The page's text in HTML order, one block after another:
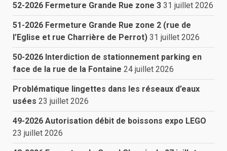
52-2026 Fermeture Grande Rue zone 3 31 juillet 2026
51-2026 Fermeture Grande Rue zone 2 (rue de
l’Eglise et rue Charrière de Perrot) 31 juillet 2026
50-2026 Interdiction de stationnement parking en
face de la rue de la Fontaine 24 juillet 2026
Problématique lingettes dans les réseaux d’eaux
usées 23 juillet 2026
49-2026 Autorisation débit de boissons expo LEGO
23 juillet 2026